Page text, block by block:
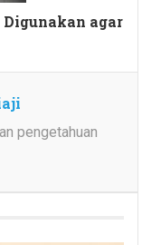
Digunakan agar
pengetahuan